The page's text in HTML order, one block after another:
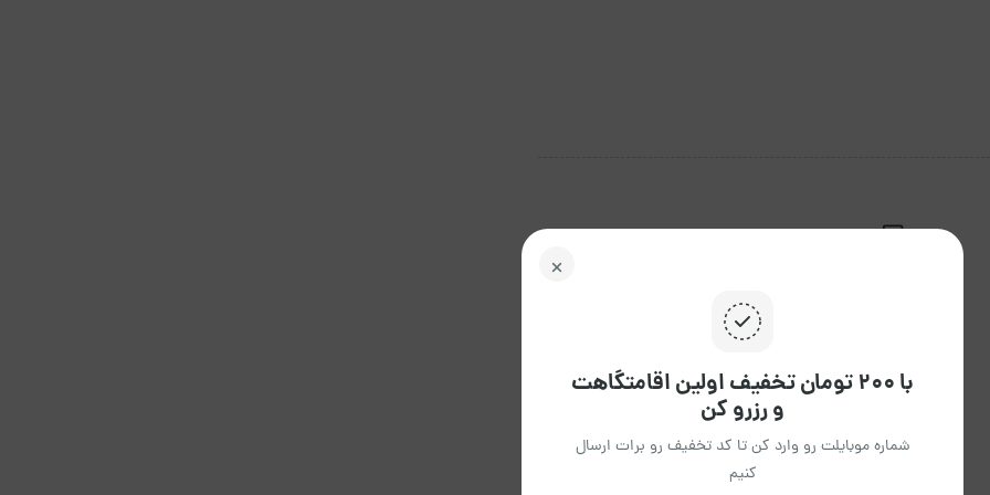
با ۲۰۰ تومان تخفیف اولین اقامتگاهت
و رزرو کن
شماره موبایلت رو وارد کن تا کد تخفیف رو برات ارسال
کنیم